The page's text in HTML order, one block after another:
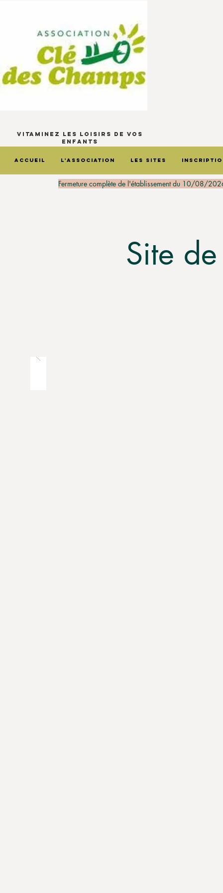
Vitaminez les loisirs de vos
enfants
Accueil L'Association Les sites
Fermeture complète de l'établissement du 10/08/
Site de